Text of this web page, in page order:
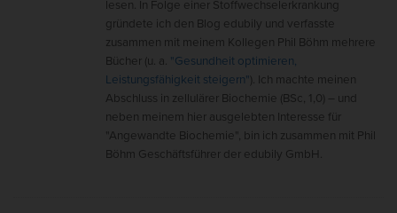
lesen. In Folge einer Stoffwechselerkrankung
gründete ich den Blog edubily und verfasste
zusammen mit meinem Kollegen Phil Böhm mehrere
Bücher (u. a. "Gesundheit optimieren,
Leistungsfähigkeit steigern"). Ich machte meinen
Abschluss in zellulärer Biochemie (BSc, 1,0) – und
neben meinem hier ausgelebten Interesse für
"Angewandte Biochemie", bin ich zusammen mit Phil
Böhm Geschäftsführer der edubily GmbH.